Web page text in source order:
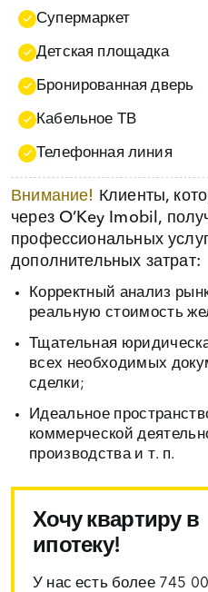
Супермаркет
Детская площадка
Бронированная дверь
Кабельное ТВ
Телефонная линия
Внимание!
Клиенты,
через O’Key Imobil,
профессиональных
дополнительных затрат:
Корректный анализ
реальную стоимость
Тщательная
всех необходимых
сделки;
Идеальное
коммерческой
производства и т. п.
Хочу квартиру в
ипотеку!
У нас есть более 745